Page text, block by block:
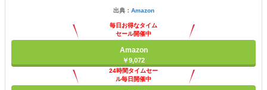
出典： Amazon
毎日お得なタイム
セール開催中
Amazon
￥9,072
24時間タイムセー
ル毎日開催中